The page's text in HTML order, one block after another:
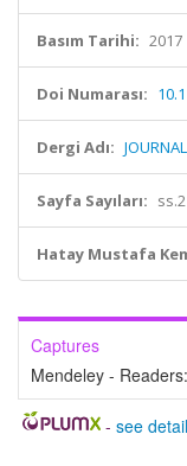
Basım Tarihi: 2017
Doi Numarası:
Dergi Adı:
Sayfa Sayıları:
Hatay Mustafa
Captures
Mendeley - Readers:
- see